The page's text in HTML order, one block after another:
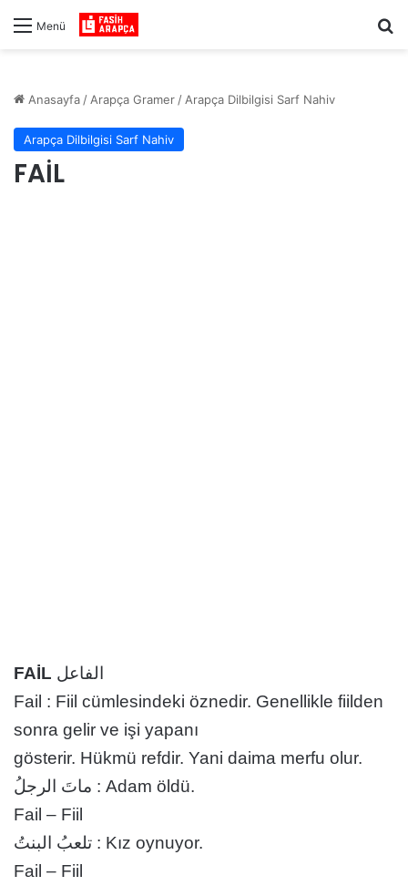
Menü
Anasayfa / Arapça Gramer / Arapça Dilbilgisi Sarf Nahiv
Arapça Dilbilgisi Sarf Nahiv
FAİL
FAİL الفاعل
Fail : Fiil cümlesindeki öznedir. Genellikle fiilden
sonra gelir ve işi yapanı
gösterir. Hükmü refdir. Yani daima merfu olur.
ماتَ الرجلُ : Adam öldü.
Fail – Fiil
تلعبُ البنتُ : Kız oynuyor.
Fail – Fiil